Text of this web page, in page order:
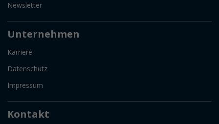
Newsletter
Unternehmen
Karriere
Datenschutz
Impressum
Kontakt